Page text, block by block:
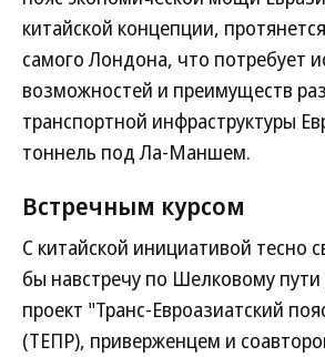
китайской концепции,
самого Лондона, что потребует
возможностей и преимуществ
транспортной инфраструктуры
тоннель под Ла-Маншем.
Встречным курсом
С китайской инициативой тесно
бы навстречу по Шелковому пути
проект "Транс-Евроазиатский
(ТЕПР), приверженцем и